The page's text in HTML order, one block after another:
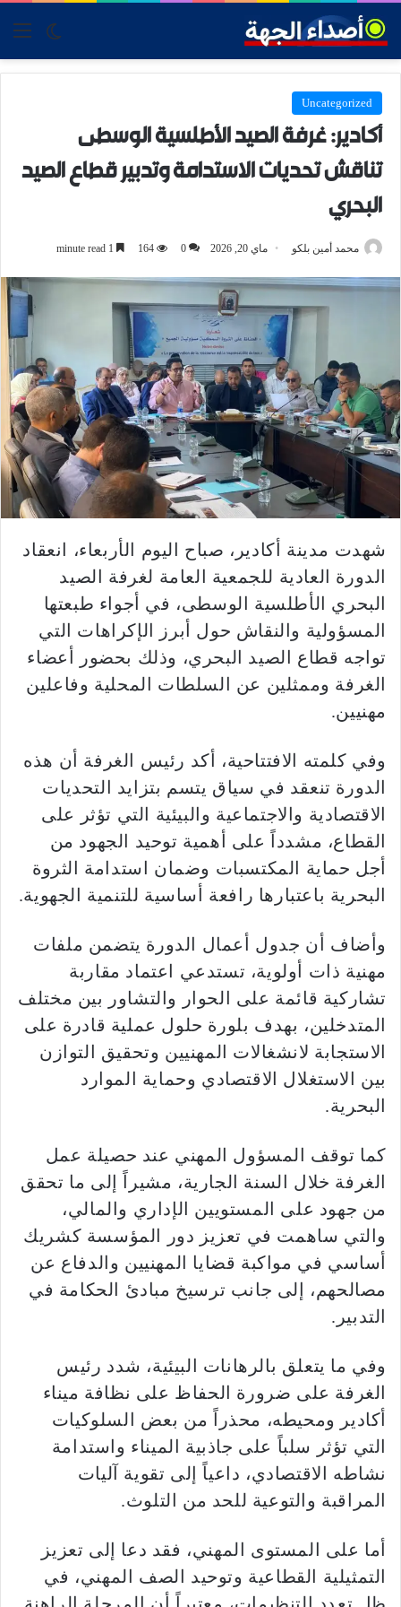
skin
Uncategorized
أكادير: غرفة الصيد الأطلسية الوسطى
تناقش تحديات الاستدامة وتدبير قطاع الصيد
البحري
محمد أمين بلكو ماي 20, 2026 0
164
شهدت مدينة أكادير، صباح اليوم الأربعاء، انعقاد
الدورة العادية للجمعية العامة لغرفة الصيد
البحري الأطلسية الوسطى، في أجواء طبعتها
المسؤولية والنقاش حول أبرز الإكراهات التي
تواجه قطاع الصيد البحري، وذلك بحضور أعضاء
الغرفة وممثلين عن السلطات المحلية وفاعلين
مهنيين.
وفي كلمته الافتتاحية، أكد رئيس الغرفة أن هذه
الدورة تنعقد في سياق يتسم بتزايد التحديات
الاقتصادية والاجتماعية والبيئية التي تؤثر على
القطاع، مشدداً على أهمية توحيد الجهود من
أجل حماية المكتسبات وضمان استدامة الثروة
البحرية باعتبارها رافعة أساسية للتنمية الجهوية.
وأضاف أن جدول أعمال الدورة يتضمن ملفات
مهنية ذات أولوية، تستدعي اعتماد مقاربة
تشاركية قائمة على الحوار والتشاور بين مختلف
المتدخلين، بهدف بلورة حلول عملية قادرة على
الاستجابة لانشغالات المهنيين وتحقيق التوازن
بين الاستغلال الاقتصادي وحماية الموارد
البحرية.
كما توقف المسؤول المهني عند حصيلة عمل
الغرفة خلال السنة الجارية، مشيراً إلى ما تحقق
من جهود على المستويين الإداري والمالي،
والتي ساهمت في تعزيز دور المؤسسة كشريك
أساسي في مواكبة قضايا المهنيين والدفاع عن
مصالحهم، إلى جانب ترسيخ مبادئ الحكامة في
التدبير.
وفي ما يتعلق بالرهانات البيئية، شدد رئيس
الغرفة على ضرورة الحفاظ على نظافة ميناء
أكادير ومحيطه، محذراً من بعض السلوكيات
التي تؤثر سلباً على جاذبية الميناء واستدامة
نشاطه الاقتصادي، داعياً إلى تقوية آليات
المراقبة والتوعية للحد من التلوث.
أما على المستوى المهني، فقد دعا إلى تعزيز
التمثيلية القطاعية وتوحيد الصف المهني، في
ظل تعدد التنظيمات، معتبراً أن المرحلة الراهنة